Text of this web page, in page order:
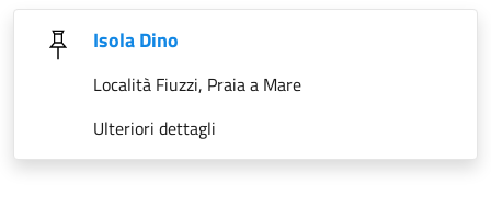
Isola Dino
Località Fiuzzi, Praia a Mare
Ulteriori dettagli